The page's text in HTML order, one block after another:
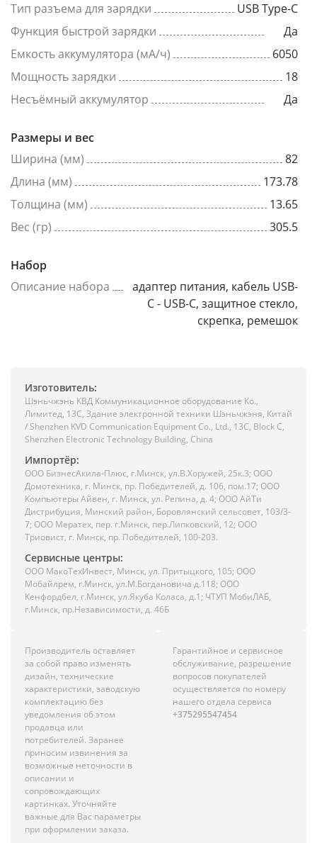
Тип разъема для зарядки
USB Type-C
Функция быстрой зарядки
Да
Емкость аккумулятора (мА/ч)
6050
Мощность зарядки
18
Несъёмный аккумулятор
Да
Размеры и вес
Ширина (мм)
82
Длина (мм)
173.78
Толщина (мм)
13.65
Вес (гр)
305.5
Набор
Описание набора
адаптер питания, кабель USB-
C - USB-C, защитное стекло,
скрепка, ремешок
Изготовитель:
Шэньчжэнь КВД Коммуникационное оборудование Ко.,
Лимитед, 13C, Здание электронной техники Шэньчжэня, Китай
/ Shenzhen KVD Communication Equipment Co., Ltd., 13C, Block C,
Shenzhen Electronic Technology Building, China
Импортёр:
ООО БизнесАкила-Плюc, г.Минск, ул.В.Хоружей, 25к.3; ООО
Домотехника, г. Минск, пр. Победителей, д. 106, пом.17; ООО
Компьютеры Айвен, г. Минск, ул. Репина, д. 4; ООО АйТи
Дистрибуция, Минский район, Боровлянский сельсовет, 103/3-
7; ООО Мератех, пер. г.Минск, пер.Липковский, 12; ООО
Триовист, г. Минск, пр. Победителей, 100-203.
Сервисные центры:
ООО МакоТехИнвест, Минск, ул. Притыцкого, 105; ООО
Мобайлрем, г.Минск, ул.М.Богдановича д.118; ООО
Кенфордбел, г.Минск, ул.Якуба Коласа, д.1; ЧТУП МобиЛАБ,
г.Минск, пр.Независимости, д. 46Б
Производитель оставляет
за собой право изменять
дизайн, технические
характеристики, заводскую
комплектацию без
уведомления об этом
продавца или
потребителей. Заранее
приносим извинения за
возможные неточности в
описании и
сопровождающих
картинках. Уточняйте
важные для Вас параметры
при оформлении заказа.
Гарантийное и сервисное
обслуживание, разрешение
вопросов покупателей
осуществляется по номеру
нашего отдела сервиса
+375295547454